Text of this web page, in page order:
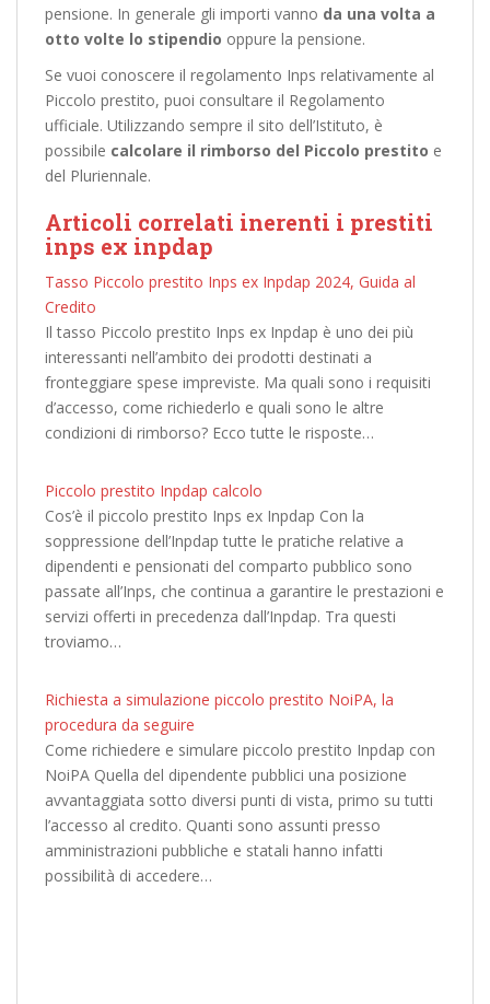
pensione. In generale gli importi vanno da una volta a
otto volte lo stipendio oppure la pensione.
Se vuoi conoscere il regolamento Inps relativamente al
Piccolo prestito, puoi consultare il Regolamento
ufficiale. Utilizzando sempre il sito dell’Istituto, è
possibile calcolare il rimborso del Piccolo prestito e
del Pluriennale.
Articoli correlati inerenti i prestiti
inps ex inpdap
Tasso Piccolo prestito Inps ex Inpdap 2024, Guida al
Credito
Il tasso Piccolo prestito Inps ex Inpdap è uno dei più
interessanti nell’ambito dei prodotti destinati a
fronteggiare spese impreviste. Ma quali sono i requisiti
d’accesso, come richiederlo e quali sono le altre
condizioni di rimborso? Ecco tutte le risposte…
Piccolo prestito Inpdap calcolo
Cos’è il piccolo prestito Inps ex Inpdap Con la
soppressione dell’Inpdap tutte le pratiche relative a
dipendenti e pensionati del comparto pubblico sono
passate all’Inps, che continua a garantire le prestazioni e
servizi offerti in precedenza dall’Inpdap. Tra questi
troviamo…
Richiesta a simulazione piccolo prestito NoiPA, la
procedura da seguire
Come richiedere e simulare piccolo prestito Inpdap con
NoiPA Quella del dipendente pubblici una posizione
avvantaggiata sotto diversi punti di vista, primo su tutti
l’accesso al credito. Quanti sono assunti presso
amministrazioni pubbliche e statali hanno infatti
possibilità di accedere…